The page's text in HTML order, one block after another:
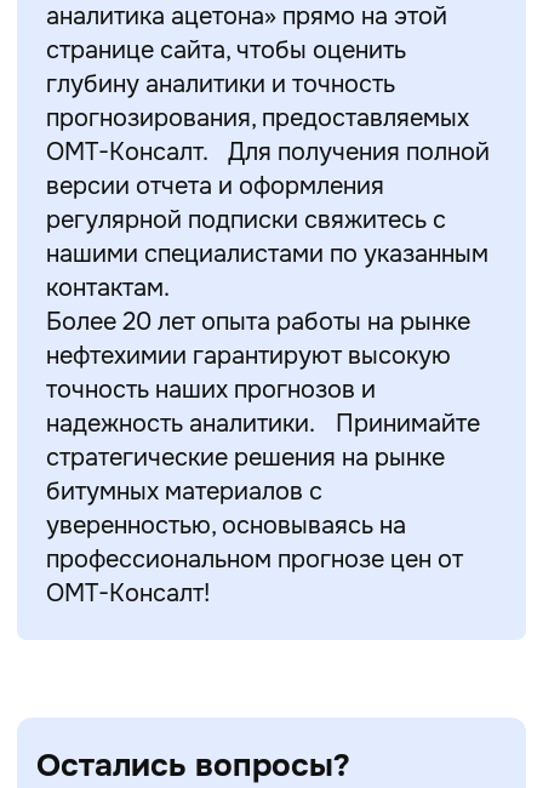
аналитика ацетона» прямо на этой
странице сайта, чтобы оценить
глубину аналитики и точность
прогнозирования, предоставляемых
ОМТ-Консалт. Для получения полной
версии отчета и оформления
регулярной подписки свяжитесь с
нашими специалистами по указанным
контактам.
Более 20 лет опыта работы на рынке
нефтехимии гарантируют высокую
точность наших прогнозов и
надежность аналитики. Принимайте
стратегические решения на рынке
битумных материалов с
уверенностью, основываясь на
профессиональном прогнозе цен от
ОМТ-Консалт!
Остались вопросы?